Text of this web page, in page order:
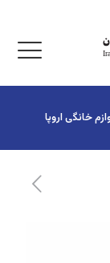
خانگی اروپا